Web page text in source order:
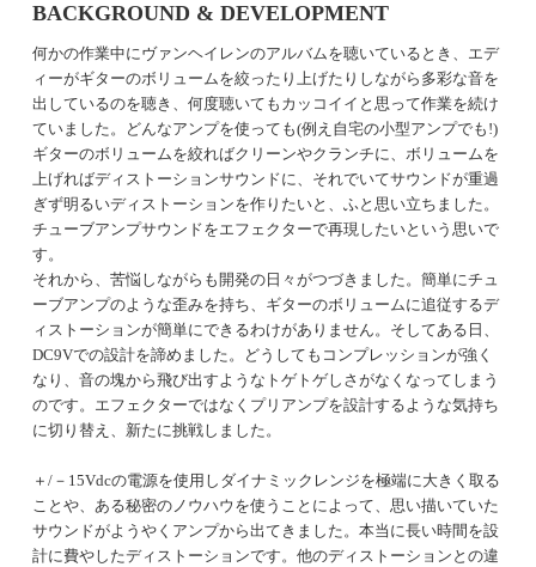
BACKGROUND & DEVELOPMENT
何かの作業中にヴァンヘイレンのアルバムを聴いているとき、エデ
ィーがギターのボリュームを絞ったり上げたりしながら多彩な音を
出しているのを聴き、何度聴いてもカッコイイと思って作業を続け
ていました。どんなアンプを使っても(例え自宅の小型アンプでも!)
ギターのボリュームを絞ればクリーンやクランチに、ボリュームを
上げればディストーションサウンドに、それでいてサウンドが重過
ぎず明るいディストーションを作りたいと、ふと思い立ちました。
チューブアンプサウンドをエフェクターで再現したいという思いで
す。
それから、苦悩しながらも開発の日々がつづきました。簡単にチュ
ーブアンプのような歪みを持ち、ギターのボリュームに追従するデ
ィストーションが簡単にできるわけがありません。そしてある日、
DC9Vでの設計を諦めました。どうしてもコンプレッションが強く
なり、音の塊から飛び出すようなトゲトゲしさがなくなってしまう
のです。エフェクターではなくプリアンプを設計するような気持ち
に切り替え、新たに挑戦しました。
＋/－15Vdcの電源を使用しダイナミックレンジを極端に大きく取る
ことや、ある秘密のノウハウを使うことによって、思い描いていた
サウンドがようやくアンプから出てきました。本当に長い時間を設
計に費やしたディストーションです。他のディストーションとの違